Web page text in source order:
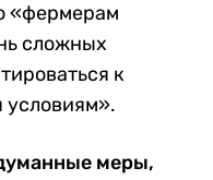
«фермерам
сложных
к
меры,